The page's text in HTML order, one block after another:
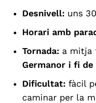
Desnivell: uns
Horari amb
Tornada: a mitja
Germanor i fi de
Dificultat: fàcil
caminar per la